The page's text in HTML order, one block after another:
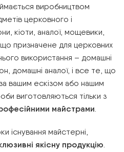
виробництвом
церковного і
кіоти, аналої, мощевики,
призначене для церковних
використання – домашні
домашні аналої, і все те, що
вашим ескізом або нашим
виготовляються тільки з
майстрами.
існування майстерні,
якісну продукцію.